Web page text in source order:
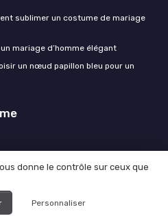
sublimer un costume de mariage
mariage d’homme élégant
un nœud papillon bleu pour un
homme 2026
donne le contrôle sur ceux que
Personnaliser